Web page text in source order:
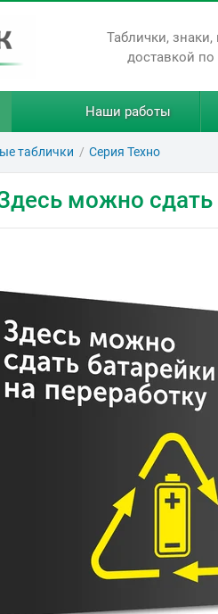
Таблички, знаки,
доставкой по
Наши работы
таблички Серия Техно
можно сдать